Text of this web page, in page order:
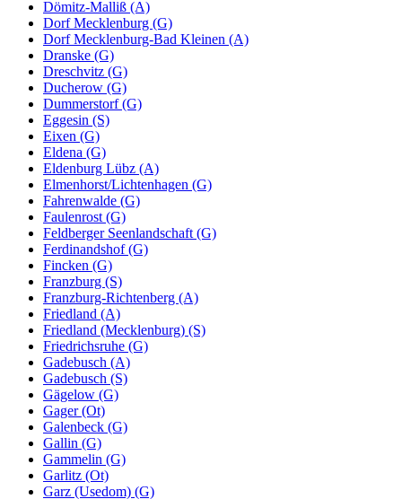
Dömitz-Malliß (A)
Dorf Mecklenburg (G)
Dorf Mecklenburg-Bad Kleinen (A)
Dranske (G)
Dreschvitz (G)
Ducherow (G)
Dummerstorf (G)
Eggesin (S)
Eixen (G)
Eldena (G)
Eldenburg Lübz (A)
Elmenhorst/Lichtenhagen (G)
Fahrenwalde (G)
Faulenrost (G)
Feldberger Seenlandschaft (G)
Ferdinandshof (G)
Fincken (G)
Franzburg (S)
Franzburg-Richtenberg (A)
Friedland (A)
Friedland (Mecklenburg) (S)
Friedrichsruhe (G)
Gadebusch (A)
Gadebusch (S)
Gägelow (G)
Gager (Ot)
Galenbeck (G)
Gallin (G)
Gammelin (G)
Garlitz (Ot)
Garz (Usedom) (G)